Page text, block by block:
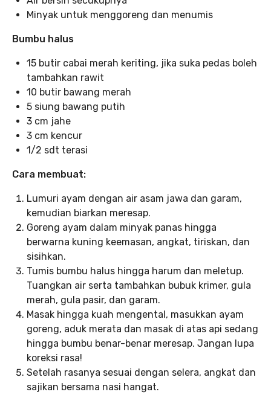
Minyak untuk menggoreng dan menumis
Bumbu halus
15 butir cabai merah keriting, jika suka pedas boleh
tambahkan rawit
10 butir bawang merah
5 siung bawang putih
3 cm jahe
3 cm kencur
1/2 sdt terasi
Cara membuat:
Lumuri ayam dengan air asam jawa dan garam,
kemudian biarkan meresap.
Goreng ayam dalam minyak panas hingga
berwarna kuning keemasan, angkat, tiriskan, dan
sisihkan.
Tumis bumbu halus hingga harum dan meletup.
Tuangkan air serta tambahkan bubuk krimer, gula
merah, gula pasir, dan garam.
Masak hingga kuah mengental, masukkan ayam
goreng, aduk merata dan masak di atas api sedang
hingga bumbu benar-benar meresap. Jangan lupa
koreksi rasa!
Setelah rasanya sesuai dengan selera, angkat dan
sajikan bersama nasi hangat.